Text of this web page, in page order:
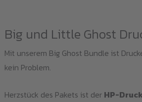
Big und Little Ghost
Mit unserem Big Ghost Bundle ist
kein Problem.
Herzstück des Pakets ist der HP-